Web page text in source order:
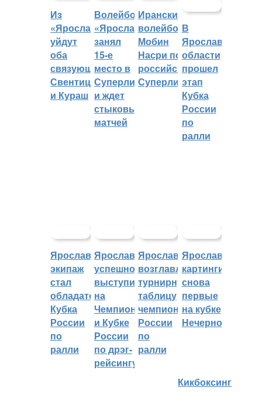
Из
«Ярославича»
уйдут
оба
связующих:
Свентицкис
и Кураш
Волейбольный
«Ярославич»
занял
15-е
место в
Суперлиге
и ждет
стыковых
матчей
Иранский
волейболист
Мобин
Насри покинет
российскую
Суперлигу
В
Ярославской
области
прошел
этап
Кубка
России
по
ралли
Ярославский
экипаж
стал
обладателем
Кубка
России
по
ралли
Ярославцы
успешно
выступили
на
Чемпионате
и Кубке
России
по дрэг-
рейсингу
Ярославцы
возглавляют
турнирную
таблицу
чемпионата
России
по
ралли
Ярославские
картингисты
снова
первые
на кубке
Нечерноземья
Кикбоксинг